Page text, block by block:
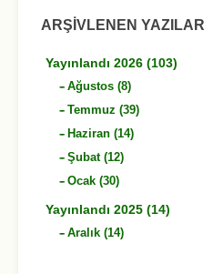
ARŞIVLENEN YAZILAR
Yayınlandı 2026 (103)
Ağustos (8)
Temmuz (39)
Haziran (14)
Şubat (12)
Ocak (30)
Yayınlandı 2025 (14)
Aralık (14)